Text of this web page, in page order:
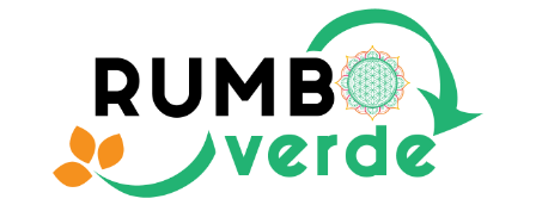
Envío gratis por compras sobre los 59.990 en la provincia de Santiago
Bebidas Fermentadas
Kombucha Original lata 350ml kombuchacha